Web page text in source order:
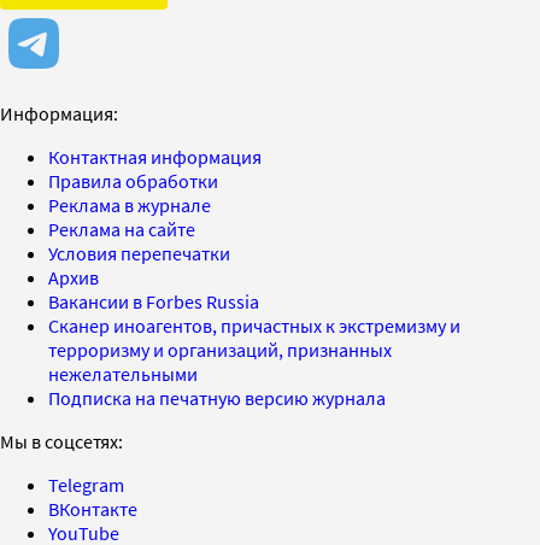
Информация:
Контактная информация
Правила обработки
Реклама в журнале
Реклама на сайте
Условия перепечатки
Архив
Вакансии в Forbes Russia
Сканер иноагентов, причастных к экстремизму и
терроризму и организаций, признанных
нежелательными
Подписка на печатную версию журнала
Мы в соцсетях:
Telegram
ВКонтакте
YouTube